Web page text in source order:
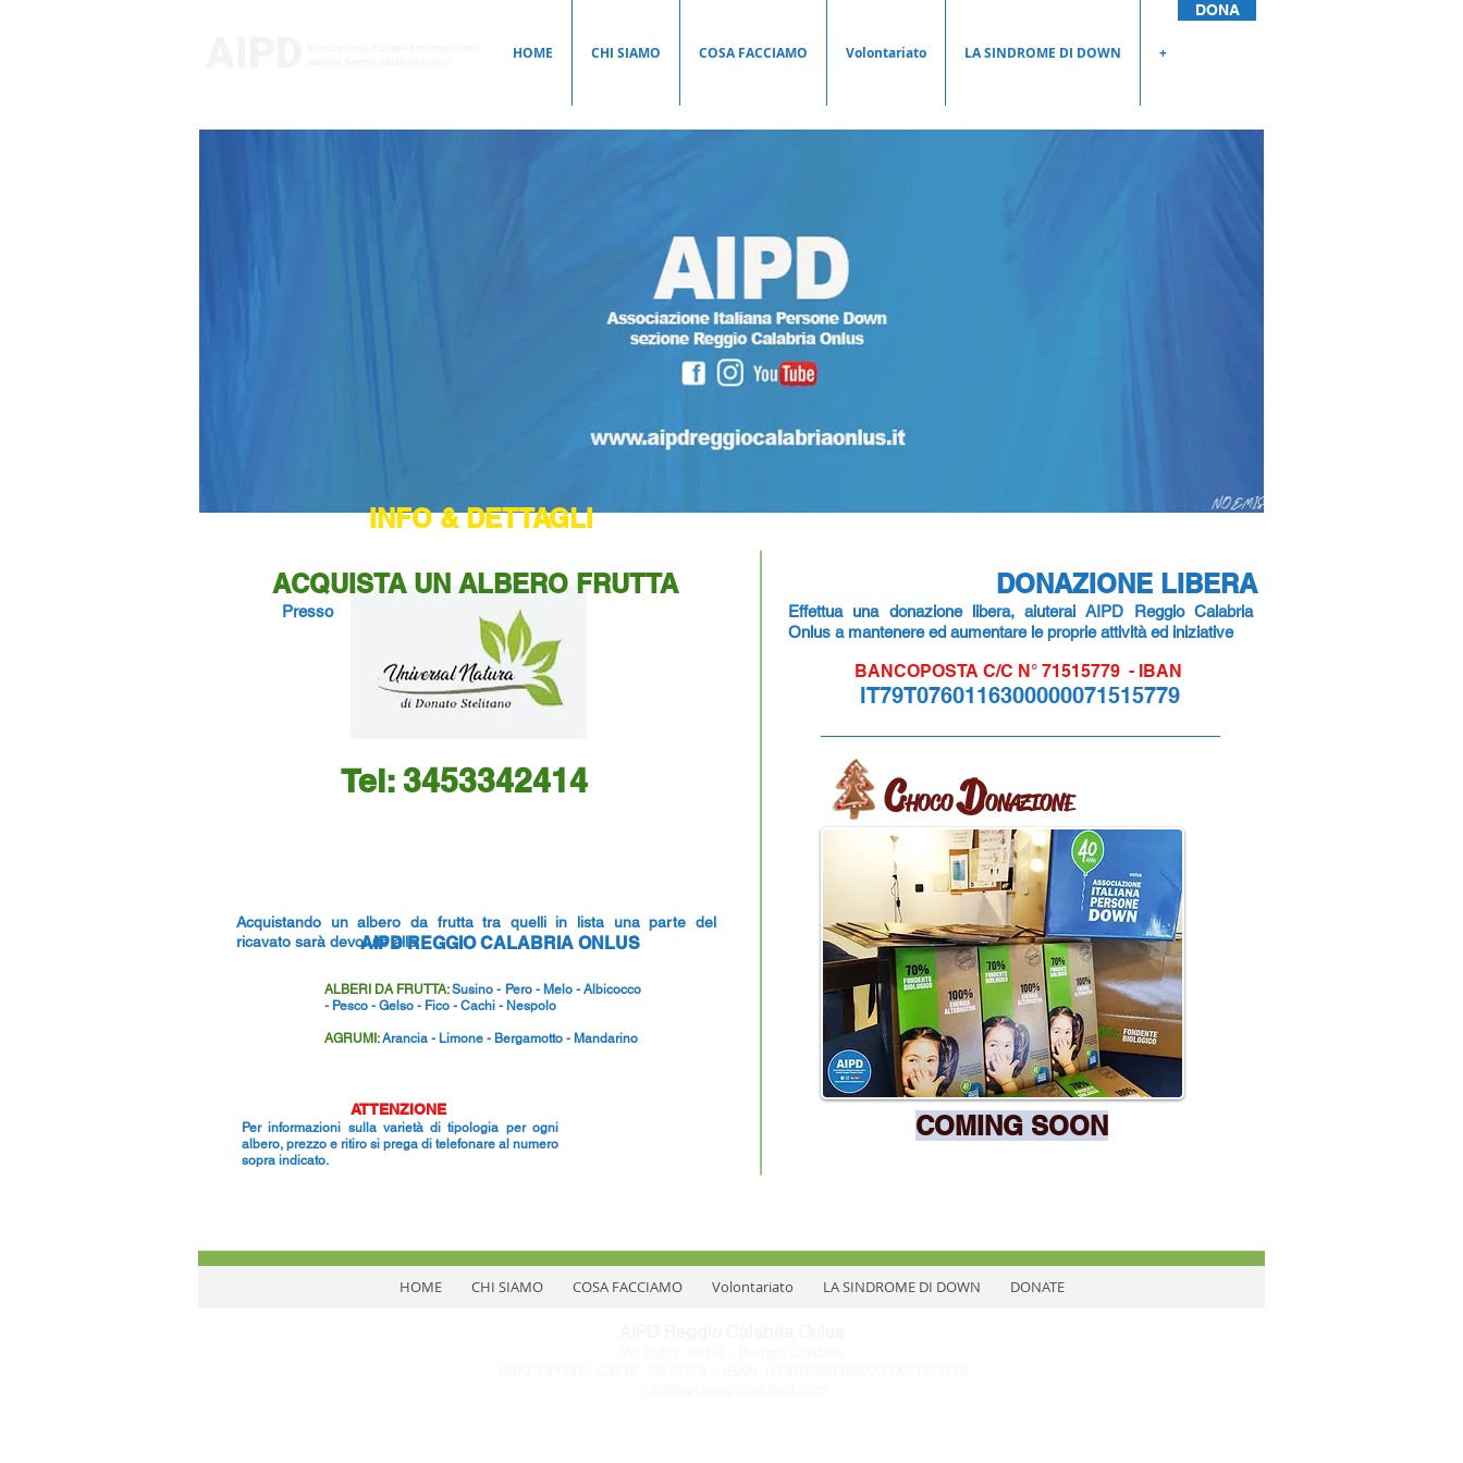
HOME CHI SIAMO COSA FACCIAMO Volontariato LA SINDROME DI DOWN +
DONA
INFO & DETTAGLI
ACQUISTA UN ALBERO FRUTTA
Presso
Tel: 3453342414
Effettua una donazione libera, aiuterai AIPD Reggio Calabria
Onlus a mantenere ed aumentare le proprie attività ed iniziative
DONAZIONE LIBERA
BANCOPOSTA C/C N° 71515779 - IBAN
IT79T0760116300000071515779
CHOCODONAZIONE
Acquistando un albero da frutta tra quelli in lista una parte del
ricavato sarà devoluto allaAIPD REGGIO CALABRIA ONLUS
ALBERI DA FRUTTA:Susino - Pero - Melo - Albicocco
- Pesco - Gelso - Fico - Cachi - Nespolo
AGRUMI:Arancia - Limone - Bergamotto - Mandarino
Per informazioni sulla varietà di tipologia per ogni
albero, prezzo e ritiro si prega di telefonare al numero
sopra indicato.
ATTENZIONE
COMING SOON
HOME CHI SIAMO COSA FACCIAMO Volontariato LA SINDROME DI DOWN DONATE